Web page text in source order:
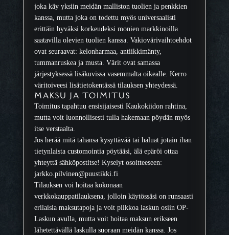
joka käy yksiin meidän malliston tuolien ja penkkien
kanssa, mutta joka on todettu myös universaalisti
erittäin hyväksi korkeudeksi monien markkinoilla
saatavilla olevien tuolien kanssa. Vakiovärivaihtoehdot
ovat seuraavat: kelonharmaa, antiikkimänty,
tummanruskea ja musta. Värit ovat samassa
järjestyksessä lisäkuvissa vasemmalta oikealle. Kerro
väritoiveesi lisätietokentässä tilauksen yhteydessä.
MAKSU JA TOIMITUS
Toimitus tapahtuu ensisijaisesti Kaukokiidon rahtina,
mutta voit luonnollisesti tulla hakemaan pöydän myös
itse verstaalta.
Jos herää mitä tahansa kysyttävää tai haluat jotain ihan
tietynlaista customointia pöytääsi, älä epäröi ottaa
yhteyttä sähköpostitse! Kyselyt osoitteeseen:
jarkko.pilvinen@puustikki.fi
Tilauksen voi hoitaa kokonaan
verkkokauppatilauksena, jolloin käytössäsi on runsaasti
erilaisia maksutapoja ja voit pilkkoa laskun osiin OP-
Laskun avulla, mutta voit hoitaa maksun erikseen
lähetettävällä laskulla suoraan meidän kanssa. Jos